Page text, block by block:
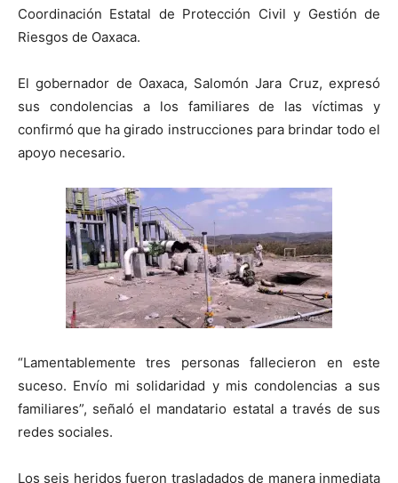
Coordinación Estatal de Protección Civil y Gestión de
Riesgos de Oaxaca.
El gobernador de Oaxaca, Salomón Jara Cruz, expresó
sus condolencias a los familiares de las víctimas y
confirmó que ha girado instrucciones para brindar todo el
apoyo necesario.
“Lamentablemente tres personas fallecieron en este
suceso. Envío mi solidaridad y mis condolencias a sus
familiares”, señaló el mandatario estatal a través de sus
redes sociales.
Los seis heridos fueron trasladados de manera inmediata